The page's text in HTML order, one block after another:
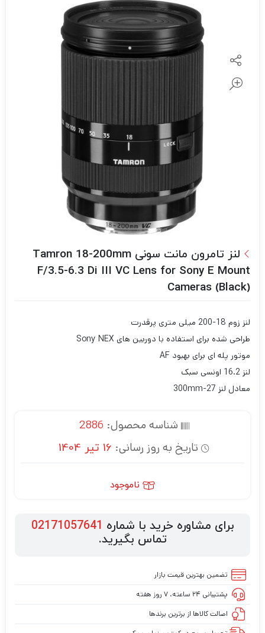
لنز تامرون مانت سونی Tamron 18-200mm
F/3.5-6.3 Di III VC Lens for Sony E Mount
Cameras (Black)
لنز زوم 18-200 میلی متری پرقدرت
طراحی شده برای استفاده با دوربین های Sony NEX
موتور پله ای برای بهبود AF
لنز 16.2 اونسی سبک
معادل لنز 27-300mm
شناسه محصول: 2886
تاریخ به روز رسانی: 16 تیر 1404
ناموجود
برای مشاوره خرید با شماره 02171057641
تماس بگیرید.
تضمین بهترین قیمت بازار
پشتیبانی ۲۴ ساعته، ۷ روز هفته
اصالت کالاها از برترین برندها